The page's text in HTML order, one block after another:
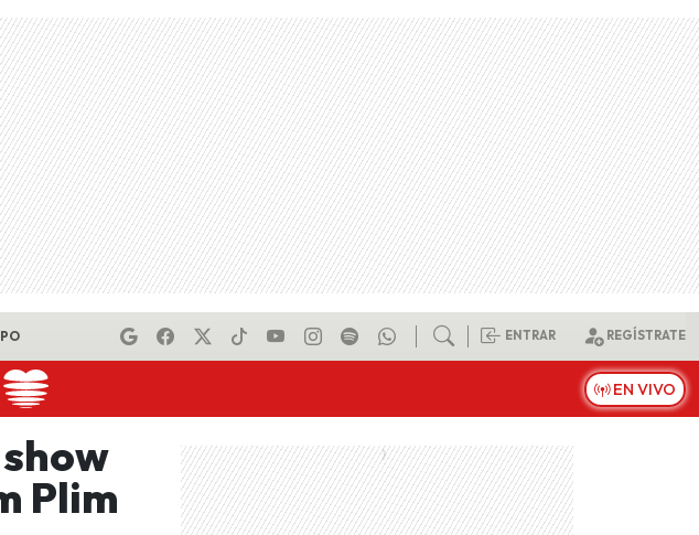
ENTRAR REGÍSTRATE
EN VIVO
Plim